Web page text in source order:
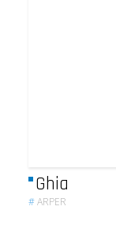
Ghia
#ARPER